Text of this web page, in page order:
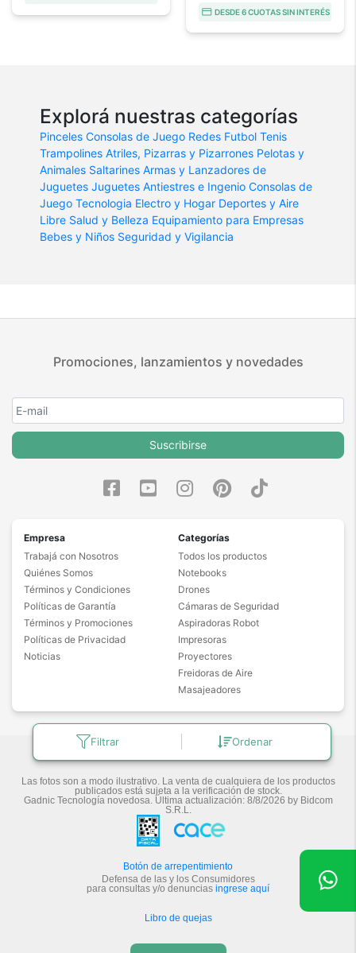
Filtrar Ordenar
DESDE 6 CUOTAS SIN INTERÉS
Explorá nuestras categorías
Pinceles Consolas de Juego Redes Futbol Tenis
Trampolines Atriles, Pizarras y Pizarrones Pelotas y
Animales Saltarines Armas y Lanzadores de
Juguetes Juguetes Antiestres e Ingenio Consolas de
Juego Tecnologia Electro y Hogar Deportes y Aire
Libre Salud y Belleza Equipamiento para Empresas
Bebes y Niños Seguridad y Vigilancia
Promociones, lanzamientos y novedades
Suscribirse
Empresa
Trabajá con Nosotros
Quiénes Somos
Términos y Condiciones
Políticas de Garantía
Términos y Promociones
Políticas de Privacidad
Noticias
Categorías
Todos los productos
Notebooks
Drones
Cámaras de Seguridad
Aspiradoras Robot
Impresoras
Proyectores
Freidoras de Aire
Masajeadores
Las fotos son a modo ilustrativo. La venta de cualquiera de los productos
publicados está sujeta a la verificación de stock.
Gadnic Tecnología novedosa. Última actualización: 8/8/2026 by Bidcom
S.R.L.
Botón de arrepentimiento
Defensa de las y los Consumidores
para consultas y/o denuncias ingrese aquí
Libro de quejas